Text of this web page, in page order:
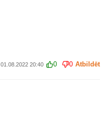
01.08.2022 20:40 0 0 Atbildēt